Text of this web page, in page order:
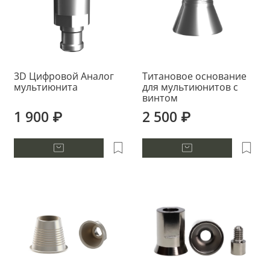
3D Цифровой Аналог
мультиюнита
1 900 ₽
Титановое основание
для мультиюнитов с
винтом
2 500 ₽